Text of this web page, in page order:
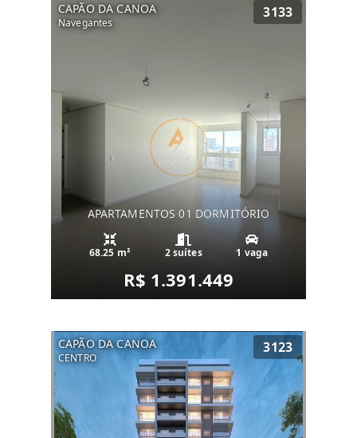
CAPÃO DA CANOA
Navegantes
3133
APARTAMENTOS 01 DORMITÓRIO
68.25 m² 2 suítes 1 vaga
R$ 1.391.449
CAPÃO DA CANOA
CENTRO
3123